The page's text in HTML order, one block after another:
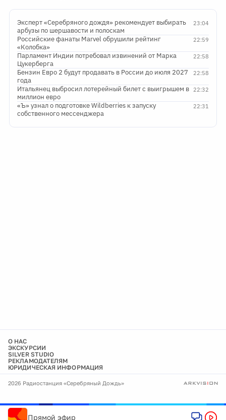
23:04
Эксперт «Серебряного дождя» рекомендует выбирать
арбузы по шершавости и полоскам
22:59
Российские фанаты Marvel обрушили рейтинг
«Колобка»
22:58
Парламент Индии потребовал извинений от Марка
Цукерберга
22:58
Бензин Евро 2 будут продавать в России до июля 2027
года
22:32
Итальянец выбросил лотерейный билет с выигрышем в
миллион евро
22:31
«Ъ» узнал о подготовке Wildberries к запуску
собственного мессенджера
О НАС
ЭКСКУРСИИ
SILVER STUDIO
РЕКЛАМОДАТЕЛЯМ
ЮРИДИЧЕСКАЯ ИНФОРМАЦИЯ
2026 Радиостанция «Серебряный Дождь»
Прямой эфир